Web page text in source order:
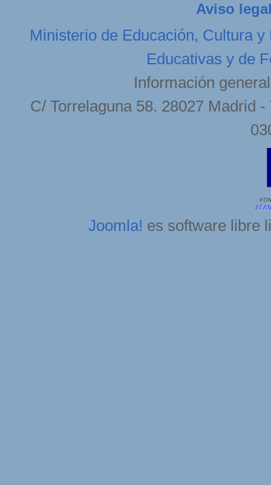
Aviso
Ministerio de Educación, Cultura y
Educativas y de
Información
C/ Torrelaguna 58. 28027 Madrid
Joomla! es software libre